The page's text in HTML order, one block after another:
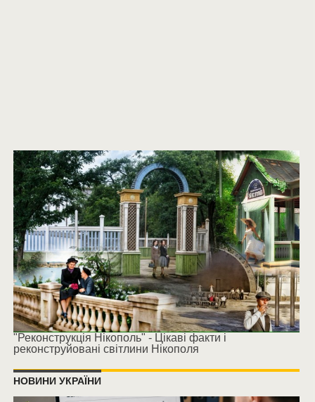
"Реконструкція Нікополь" - Цікаві факти і
реконструйовані світлини Нікополя
НОВИНИ УКРАЇНИ